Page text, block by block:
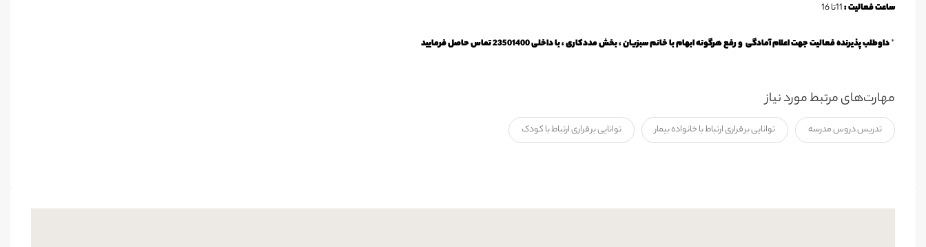
ساعت فعالیت:11تا 16
*داوطلب پذیرنده فعالیت جهت اعلام آمادگیو رفع هرگونه ابهام با خانم سبزیان ، بخش مددکاری ، با داخلی 23501400 تماس حاصل فرمایید
مهارت‌های مرتبط مورد نیاز
تدریس دروس مدرسه توانایی برقراری ارتباط با خانواده بیمار توانایی برقراری ارتباط با کودک